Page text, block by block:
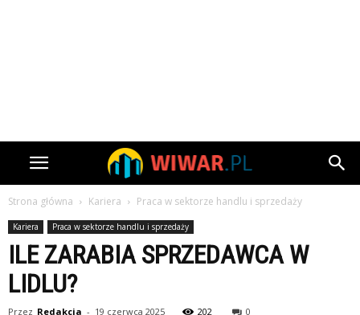
Strona główna Kariera Praca w sektorze handlu i sprzedaży
Kariera Praca w sektorze handlu i sprzedaży
ILE ZARABIA SPRZEDAWCA W
LIDLU?
Przez Redakcja - 19 czerwca 2025 202 0